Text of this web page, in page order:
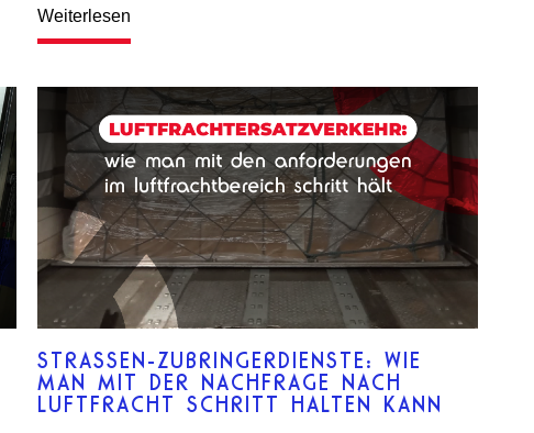
Weiterlesen
STRASSEN-ZUBRINGERDIENSTE: WIE M
AN MIT DER NACHFRAGE NACH L
UFTFRACHT SCHRITT HALTEN KANN